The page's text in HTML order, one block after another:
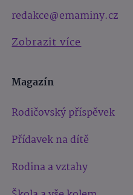
redakce@emaminy.cz
Zobrazit více
Magazín
Rodičovský příspěvek
Přídavek na dítě
Rodina a vztahy